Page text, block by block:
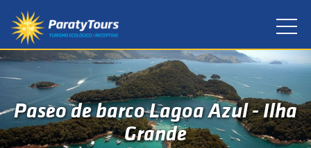
Paseo de barco Lagoa Azul - Ilha
Grande